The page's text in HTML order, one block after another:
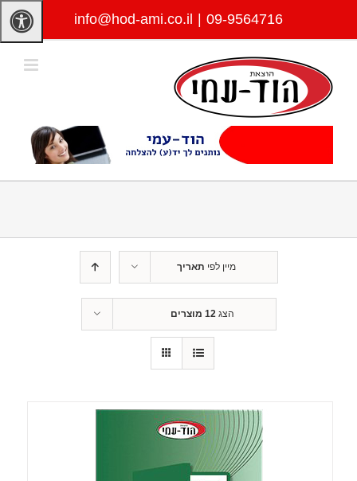
09-9564716
|
info@hod-ami.co.il
מיין לפי תאריך
הצג 12 מוצרים